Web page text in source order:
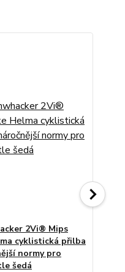
2Vi® Mips
cyklistická přilba
normy pro
šedá